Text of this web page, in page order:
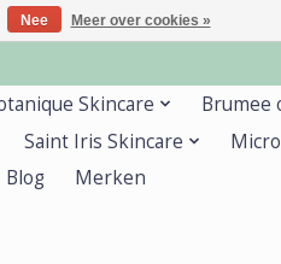
Skincare
Brumee
Saint Iris Skincare
Blog Merken
Nee Meer over cookies »